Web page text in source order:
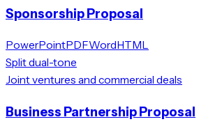
Sponsorship Proposal
PowerPointPDFWordHTML
Split dual-tone
Joint ventures and commercial deals
Business Partnership Proposal